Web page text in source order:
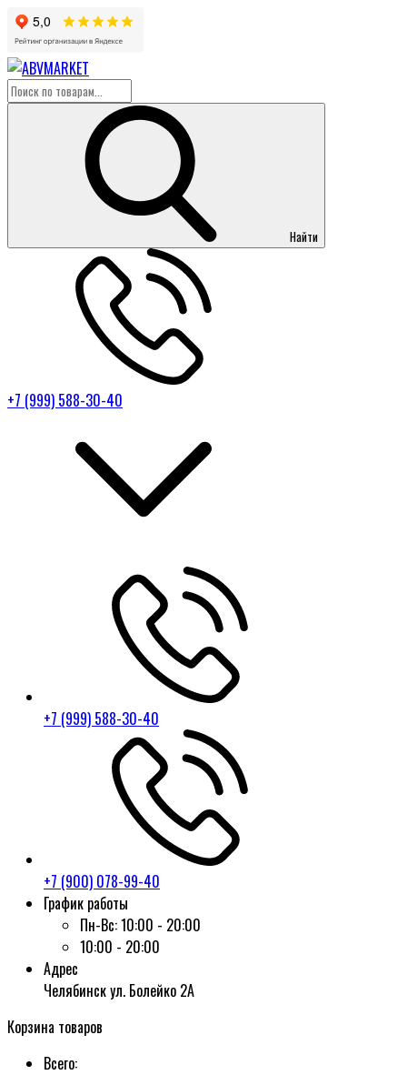
Найти
+7 (999) 588-30-40
+7 (999) 588-30-40
+7 (900) 078-99-40
График работы
Пн-Вс:10:00 - 20:00
10:00 - 20:00
Адрес
Челябинск ул. Болейко 2А
Корзина товаров
Всего: